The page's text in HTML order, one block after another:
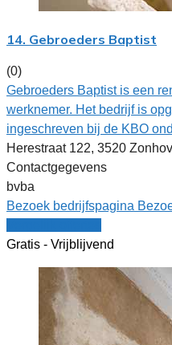
14. Gebroeders Baptist
(0)
Gebroeders Baptist is een
werknemer. Het bedrijf is
ingeschreven bij de KBO
Herestraat 122, 3520
Contactgegevens
bvba
Bezoek bedrijfspagina
Gratis - Vrijblijvend